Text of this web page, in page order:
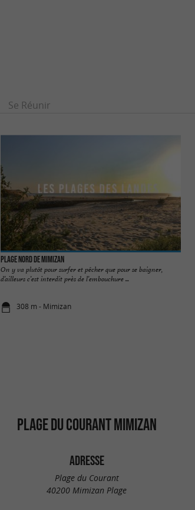
Se Réunir
Plage Nord de Mimizan
On y va plutôt pour surfer et pêcher que pour se baigner,
d’ailleurs c’est interdit près de l’embouchure ...
308 m - Mimizan
PLAGE DU COURANT MIMIZAN
ADRESSE
Plage du Courant
40200 Mimizan Plage